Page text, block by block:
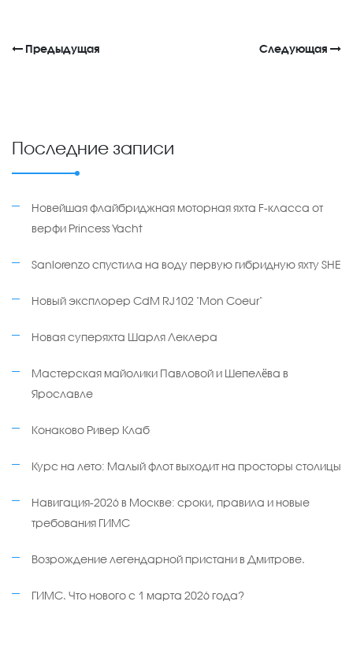
Предыдущая Следующая
Последние записи
Новейшая флайбриджная моторная яхта F-класса от
верфи Princess Yacht
Sanlorenzo спустила на воду первую гибридную яхту SHE
Новый эксплорер CdM RJ102 "Mon Coeur"
Новая суперяхта Шарля Леклера
Мастерская майолики Павловой и Шепелёва в
Ярославле
Конаково Ривер Клаб
Курс на лето: Малый флот выходит на просторы столицы
Навигация-2026 в Москве: сроки, правила и новые
требования ГИМС
Возрождение легендарной пристани в Дмитрове.
ГИМС. Что нового с 1 марта 2026 года?